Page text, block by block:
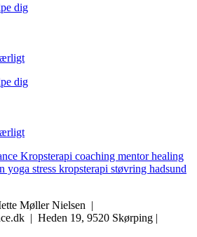
dig
dig
Møller Nielsen |
| Heden 19, 9520 Skørping |